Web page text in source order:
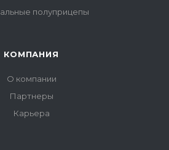
полуприцепы
КОМПАНИЯ
О компании
Партнеры
Карьера